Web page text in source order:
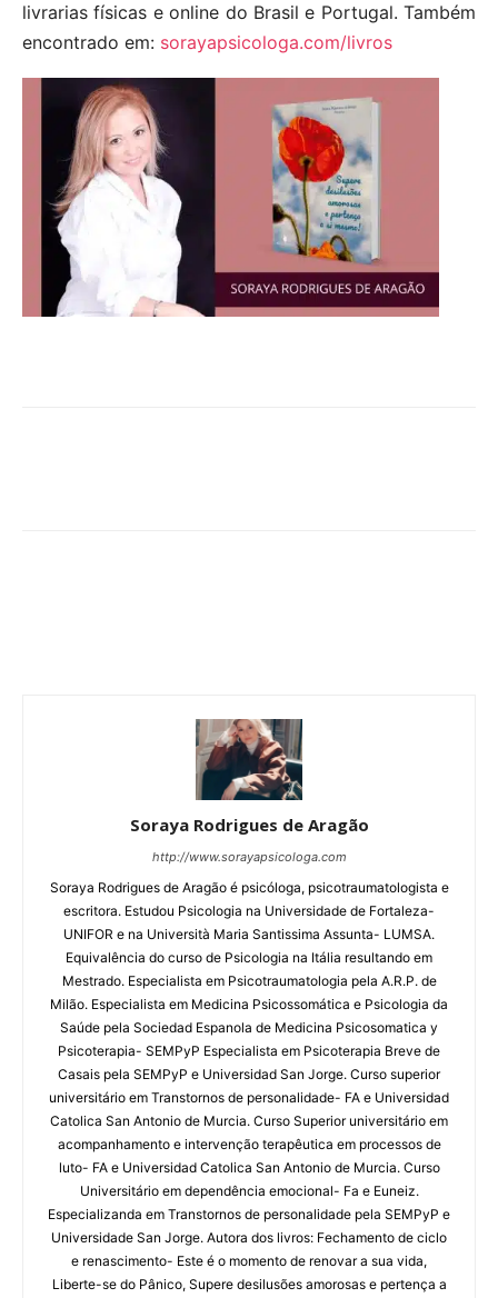
livrarias físicas e online do Brasil e Portugal. Também
encontrado em: sorayapsicologa.com/livros
Soraya Rodrigues de Aragão
http://www.sorayapsicologa.com
Soraya Rodrigues de Aragão é psicóloga, psicotraumatologista e
escritora. Estudou Psicologia na Universidade de Fortaleza-
UNIFOR e na Università Maria Santissima Assunta- LUMSA.
Equivalência do curso de Psicologia na Itália resultando em
Mestrado. Especialista em Psicotraumatologia pela A.R.P. de
Milão. Especialista em Medicina Psicossomática e Psicologia da
Saúde pela Sociedad Espanola de Medicina Psicosomatica y
Psicoterapia- SEMPyP Especialista em Psicoterapia Breve de
Casais pela SEMPyP e Universidad San Jorge. Curso superior
universitário em Transtornos de personalidade- FA e Universidad
Catolica San Antonio de Murcia. Curso Superior universitário em
acompanhamento e intervenção terapêutica em processos de
luto- FA e Universidad Catolica San Antonio de Murcia. Curso
Universitário em dependência emocional- Fa e Euneiz.
Especializanda em Transtornos de personalidade pela SEMPyP e
Universidade San Jorge. Autora dos livros: Fechamento de ciclo
e renascimento- Este é o momento de renovar a sua vida,
Liberte-se do Pânico, Supere desilusões amorosas e pertença a